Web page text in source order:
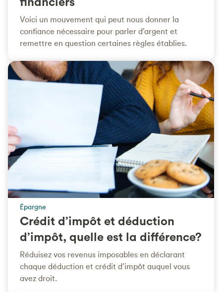
Voici un mouvement qui peut nous donner la
confiance nécessaire pour parler d’argent et
remettre en question certaines règles établies.
Épargne
Crédit d’impôt et déduction
d’impôt, quelle est la différence?
Réduisez vos revenus imposables en déclarant
chaque déduction et crédit d’impôt auquel vous
avez droit.